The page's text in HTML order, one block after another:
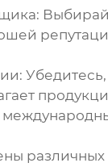
Убедитесь,